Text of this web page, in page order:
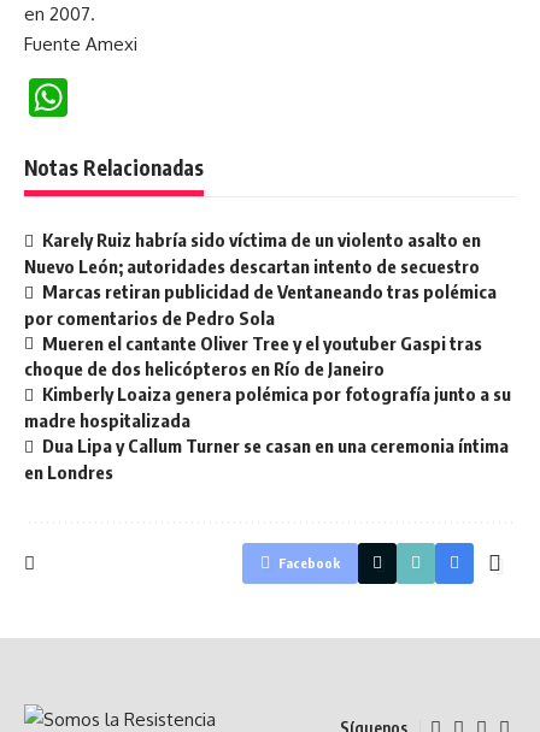
en 2007.
Fuente Amexi
Notas Relacionadas
Karely Ruiz habría sido víctima de un violento asalto en
Nuevo León; autoridades descartan intento de secuestro
Marcas retiran publicidad de Ventaneando tras polémica
por comentarios de Pedro Sola
Mueren el cantante Oliver Tree y el youtuber Gaspi tras
choque de dos helicópteros en Río de Janeiro
Kimberly Loaiza genera polémica por fotografía junto a su
madre hospitalizada
Dua Lipa y Callum Turner se casan en una ceremonia íntima
en Londres
Facebook